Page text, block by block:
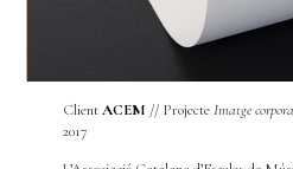
ClientACEM // ProjecteImatge
2017